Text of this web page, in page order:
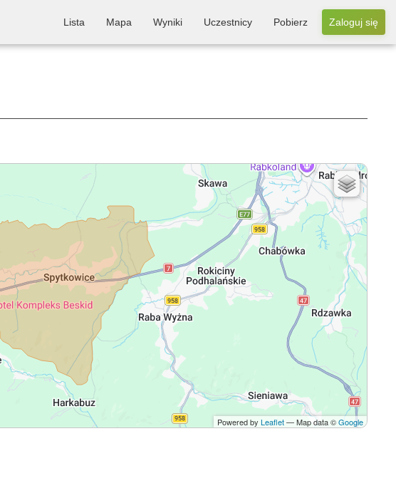
Lista Mapa Wyniki Uczestnicy Pobierz Zaloguj się
Powered by Leaflet— Map data ©Google